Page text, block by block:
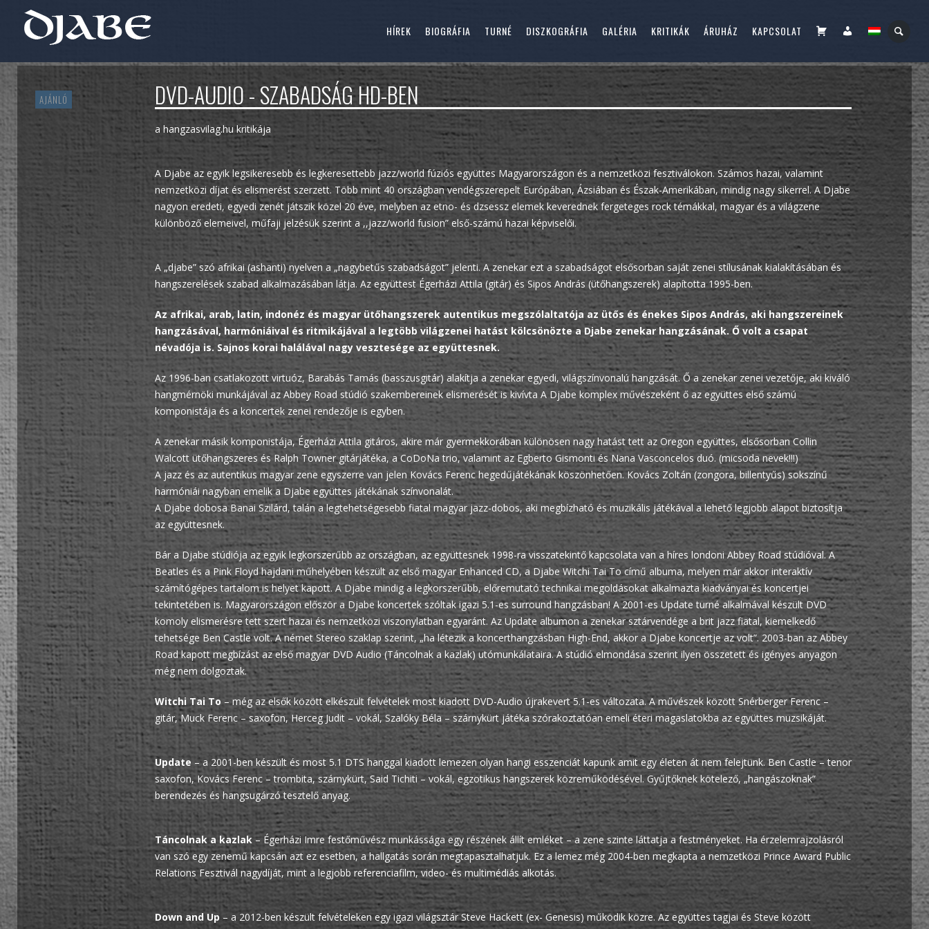
HÍREK BIOGRÁFIA TURNÉ DISZKOGRÁFIA GALÉRIA KRITIKÁK ÁRUHÁZ KAPCSOLAT KOSÁR FIÓKOM
AJÁNLÓ DVD-AUDIO - SZABADSÁG HD-BEN
a hangzasvilag.hu kritikája
A Djabe az egyik legsikeresebb és legkeresettebb jazz/world fúziós együttes Magyarországon és a nemzetközi fesztiválokon. Számos hazai, valamint
nemzetközi díjat és elismerést szerzett. Több mint 40 országban vendégszerepelt Európában, Ázsiában és Észak-Amerikában, mindig nagy sikerrel. A Djabe
nagyon eredeti, egyedi zenét játszik közel 20 éve, melyben az etno- és dzsessz elemek keverednek fergeteges rock témákkal, magyar és a világzene
különböző elemeivel, műfaji jelzésük szerint a ,,jazz/world fusion” első-számú hazai képviselői.
A „djabe” szó afrikai (ashanti) nyelven a „nagybetűs szabadságot” jelenti. A zenekar ezt a szabadságot elsősorban saját zenei stílusának kialakításában és
hangszerelések szabad alkalmazásában látja. Az együttest Égerházi Attila (gitár) és Sipos András (ütőhangszerek) alapította 1995-ben.
Az afrikai, arab, latin, indonéz és magyar ütőhangszerek autentikus megszólaltatója az ütős és énekes Sipos András, aki hangszereinek
hangzásával, harmóniáival és ritmikájával a legtöbb világzenei hatást kölcsönözte a Djabe zenekar hangzásának. Ő volt a csapat
névadója is. Sajnos korai halálával nagy vesztesége az együttesnek.
Az 1996-ban csatlakozott virtuóz, Barabás Tamás (basszusgitár) alakítja a zenekar egyedi, világszínvonalú hangzását. Ő a zenekar zenei vezetője, aki kiváló
hangmérnöki munkájával az Abbey Road stúdió szakembereinek elismerését is kivívta A Djabe komplex művészeként ő az együttes első számú
komponistája és a koncertek zenei rendezője is egyben.
A zenekar másik komponistája, Égerházi Attila gitáros, akire már gyermekkorában különösen nagy hatást tett az Oregon együttes, elsősorban Collin
Walcott ütőhangszeres és Ralph Towner gitárjátéka, a CoDoNa trio, valamint az Egberto Gismonti és Nana Vasconcelos duó. (micsoda nevek!!!)
A jazz és az autentikus magyar zene egyszerre van jelen Kovács Ferenc hegedűjátékának köszönhetően. Kovács Zoltán (zongora, billentyűs) sokszínű
harmóniái nagyban emelik a Djabe együttes játékának színvonalát.
A Djabe dobosa Banai Szilárd, talán a legtehetségesebb fiatal magyar jazz-dobos, aki megbízható és muzikális játékával a lehető legjobb alapot biztosítja
az együttesnek.
Bár a Djabe stúdiója az egyik legkorszerűbb az országban, az együttesnek 1998-ra visszatekintő kapcsolata van a híres londoni Abbey Road stúdióval. A
Beatles és a Pink Floyd hajdani műhelyében készült az első magyar Enhanced CD, a Djabe Witchi Tai To című albuma, melyen már akkor interaktív
számítógépes tartalom is helyet kapott. A Djabe mindig a legkorszerűbb, előremutató technikai megoldásokat alkalmazta kiadványai és koncertjei
tekintetében is. Magyarországon először a Djabe koncertek szóltak igazi 5.1-es surround hangzásban! A 2001-es Update turné alkalmával készült DVD
komoly elismerésre tett szert hazai és nemzetközi viszonylatban egyaránt. Az Update albumon a zenekar sztárvendége a brit jazz fiatal, kiemelkedő
tehetsége Ben Castle volt. A német Stereo szaklap szerint, „ha létezik a koncerthangzásban High-End, akkor a Djabe koncertje az volt”. 2003-ban az Abbey
Road kapott megbízást az első magyar DVD Audio (Táncolnak a kazlak) utómunkálataira. A stúdió elmondása szerint ilyen összetett és igényes anyagon
még nem dolgoztak.
Witchi Tai To– még az elsők között elkészült felvételek most kiadott DVD-Audio újrakevert 5.1-es változata. A művészek között Snérberger Ferenc –
gitár, Muck Ferenc – saxofon, Herceg Judit – vokál, Szalóky Béla – szárnykürt játéka szórakoztatóan emeli éteri magaslatokba az együttes muzsikáját.
Update – a 2001-ben készült és most 5.1 DTS hanggal kiadott lemezen olyan hangi esszenciát kapunk amit egy életen át nem felejtünk. Ben Castle – tenor
saxofon, Kovács Ferenc – trombita, szárnykürt, Said Tichiti – vokál, egzotikus hangszerek közreműködésével. Gyűjtőknek kötelező, „hangászoknak”
berendezés és hangsugárzó tesztelő anyag.
Táncolnak a kazlak – Égerházi Imre festőművész munkássága egy részének állít emléket – a zene szinte láttatja a festményeket. Ha érzelemrajzolásról
van szó egy zenemű kapcsán azt ez esetben, a hallgatás során megtapasztalhatjuk. Ez a lemez még 2004-ben megkapta a nemzetközi Prince Award Public
Relations Fesztivál nagydíját, mint a legjobb referenciafilm, video- és multimédiás alkotás.
Down and Up – a 2012-ben készült felvételeken egy igazi világsztár Steve Hackett (ex- Genesis) működik közre. Az együttes tagjai és Steve között